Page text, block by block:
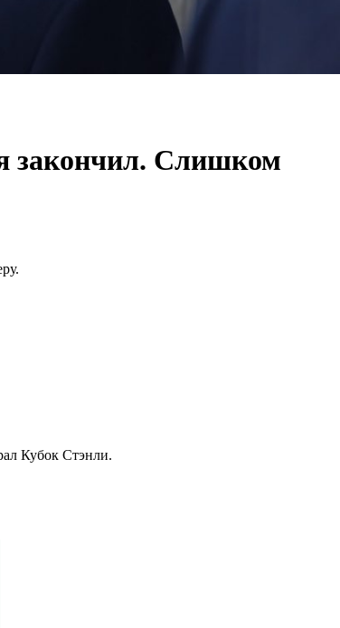
закончил. Слишком
Кубок Стэнли.